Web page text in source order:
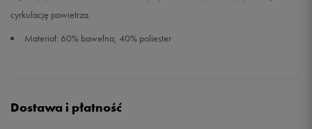
cyrkulację powietrza.
Materiał: 60% bawełna, 40% poliester
Dostawa i płatność